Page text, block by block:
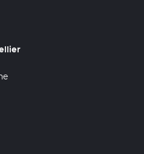
Youtube
sur Instagram
fenêtre
nous sur Linkedin
fenêtre